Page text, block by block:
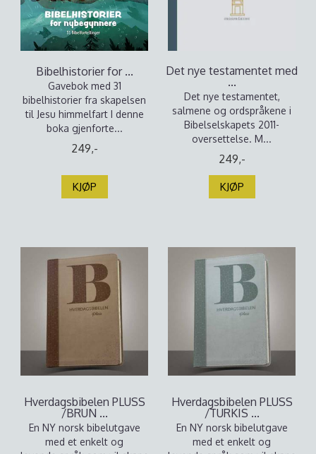
Bibelhistorier for ...
Gavebok med 31
bibelhistorier fra skapelsen
til Jesu himmelfart I denne
boka gjenforte...
249,-
KJØP
Det nye testamentet med
...
Det nye testamentet,
salmene og ordspråkene i
Bibelselskapets 2011-
oversettelse. M...
249,-
KJØP
Hverdagsbibelen PLUSS
/BRUN ...
En NY norsk bibelutgave
med et enkelt og
Hverdagsbibelen PLUSS
/TURKIS ...
En NY norsk bibelutgave
med et enkelt og